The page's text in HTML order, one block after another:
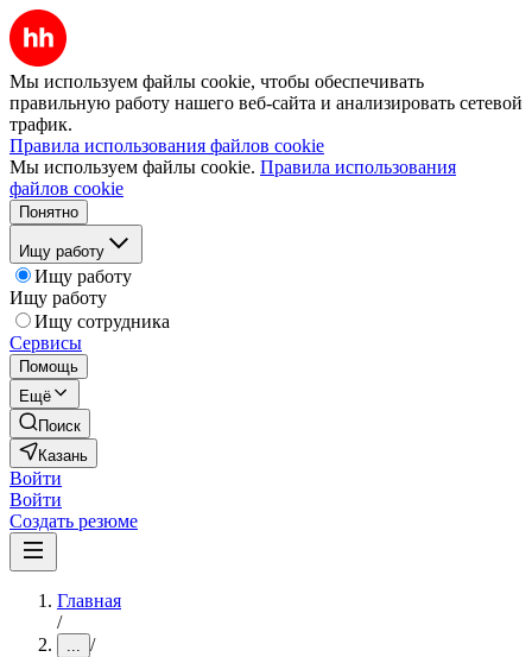
Мы используем файлы cookie, чтобы обеспечивать
правильную работу нашего веб-сайта и анализировать сетевой
трафик.
Правила использования файлов cookie
Мы используем файлы cookie. Правила использования
файлов cookie
Понятно
Ищу работу
Ищу работу
Ищу работу
Ищу сотрудника
Сервисы
Помощь
Ещё
Поиск
Казань
Войти
Войти
Создать резюме
Главная
/
... /